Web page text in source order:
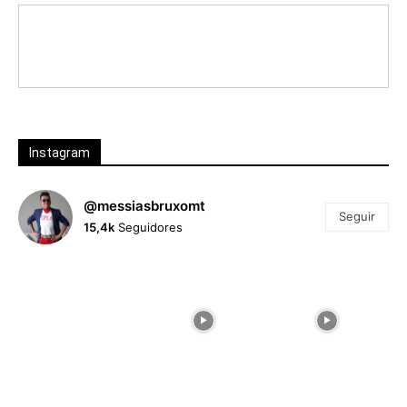
Instagram
@messiasbruxomt
15,4k Seguidores
Seguir